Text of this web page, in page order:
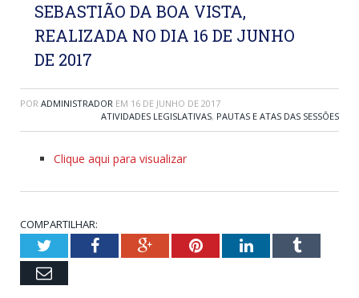
SEBASTIÃO DA BOA VISTA,
REALIZADA NO DIA 16 DE JUNHO
DE 2017
POR ADMINISTRADOR EM 16 DE JUNHO DE 2017
ATIVIDADES LEGISLATIVAS, PAUTAS E ATAS DAS SESSÕES
Clique aqui para visualizar
COMPARTILHAR:
TwitterFacebookGoogle+PinterestLinkedInTumblr
Email